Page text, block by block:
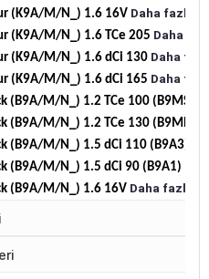
(K9A/M/N_) 1.6 16V Daha fazla
(K9A/M/N_) 1.6 TCe 205 Daha
(K9A/M/N_) 1.6 dCi 130 Daha
(K9A/M/N_) 1.6 dCi 165 Daha
(B9A/M/N_) 1.2 TCe 100 (B9MS)
(B9A/M/N_) 1.2 TCe 130 (B9MR)
(B9A/M/N_) 1.5 dCi 110 (B9A3)
(B9A/M/N_) 1.5 dCi 90 (B9A1)
(B9A/M/N_) 1.6 16V Daha fazla